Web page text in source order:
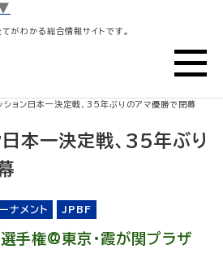
がわかる総合情報サイトです。
ション日本一決定戦、35年ぶりのアマ優勝で閉幕
日本一決定戦、35年ぶり
ーナメント JPBF
手権@東京・霞が関プラザ